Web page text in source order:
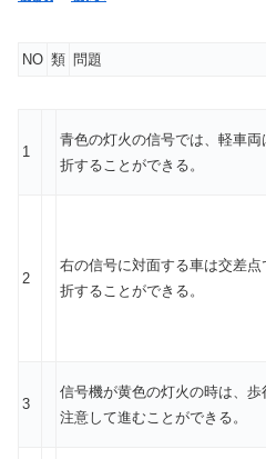
NO 類 問題
1
青色の灯火の信号では、軽車
折することができる。
2
右の信号に対面する車は交差
折することができる。
3
信号機が黄色の灯火の時は、
注意して進むことができる。